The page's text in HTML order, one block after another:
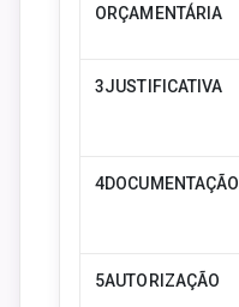
ORÇAMENTÁRIA
3JUSTIFICATIVA
4DOCUMENTAÇÃO
5AUTORIZAÇÃO